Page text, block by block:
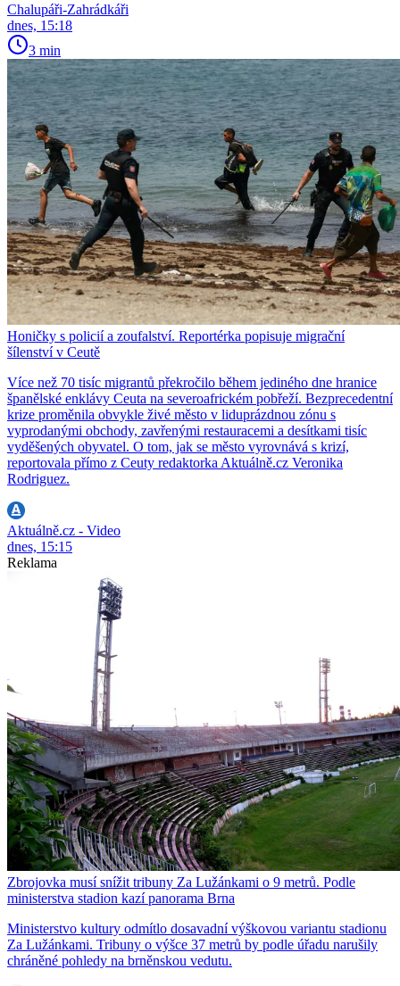
Chalupáři-Zahrádkáři
dnes, 15:18
3 min
Honičky s policií a zoufalství. Reportérka popisuje migrační
šílenství v Ceutě
Více než 70 tisíc migrantů překročilo během jediného dne hranice
španělské enklávy Ceuta na severoafrickém pobřeží. Bezprecedentní
krize proměnila obvykle živé město v liduprázdnou zónu s
vyprodanými obchody, zavřenými restauracemi a desítkami tisíc
vyděšených obyvatel. O tom, jak se město vyrovnává s krizí,
reportovala přímo z Ceuty redaktorka Aktuálně.cz Veronika
Rodriguez.
Aktuálně.cz - Video
dnes, 15:15
Reklama
Zbrojovka musí snížit tribuny Za Lužánkami o 9 metrů. Podle
ministerstva stadion kazí panorama Brna
Ministerstvo kultury odmítlo dosavadní výškovou variantu stadionu
Za Lužánkami. Tribuny o výšce 37 metrů by podle úřadu narušily
chráněné pohledy na brněnskou vedutu.